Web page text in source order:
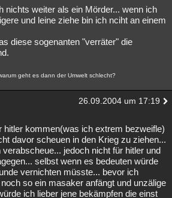
nichts weiter als ein Mörder... wenn ich
und leine ziehe bin ich nciht an einem
diese sogenanten "verräter" die
geht es dann der Umwelt schlecht?
26.09.2004 um 17:19
hitler kommen(was ich extrem bezweifle)
davor scheuen in den Krieg zu ziehen...
jedoch nicht für hitler und
selbst wenn es bedeuten würde
vernichten müsste... bevor ich
so ein masaker anfängt und unzälige
ich lieber jene bekämpfen die einst